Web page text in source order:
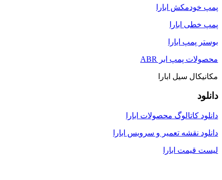
پمپ خودمکش ابارا
پمپ خطی ابارا
بوستر پمپ ابارا
محصولات پمپ ابر ABR
مکانیکال سیل ابارا
دانلود
دانلود کاتالوگ محصولات ابارا
دانلود نقشه تعمیر و سرویس ابارا
لیست قیمت ابارا